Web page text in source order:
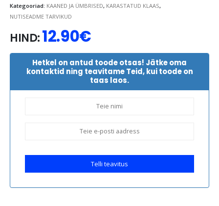
Kategooriad: KAANED JA ÜMBRISED, KARASTATUD KLAAS,
NUTISEADME TARVIKUD
HIND:12.90€
Hetkel on antud toode otsas! Jätke oma
kontaktid ning teavitame Teid, kui toode on
taas laos.
Telli teavitus